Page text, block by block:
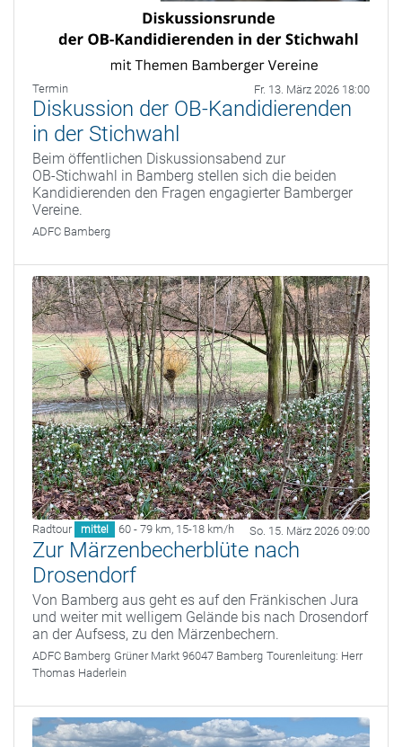
Termin Fr. 13. März 2026 18:00
Diskussion der OB-Kandidierenden
in der Stichwahl
Beim öffentlichen Diskussionsabend zur
OB‑Stichwahl in Bamberg stellen sich die beiden
Kandidierenden den Fragen engagierter Bamberger
Vereine.
ADFC Bamberg
Radtour mittel 60 - 79 km, 15-18 km/h So. 15. März 2026 09:00
Zur Märzenbecherblüte nach
Drosendorf
Von Bamberg aus geht es auf den Fränkischen Jura
und weiter mit welligem Gelände bis nach Drosendorf
an der Aufsess, zu den Märzenbechern.
ADFC Bamberg Grüner Markt 96047 Bamberg Tourenleitung: Herr
Thomas Haderlein